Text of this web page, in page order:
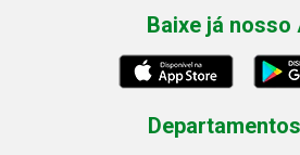
Baixe já nosso
Departamentos